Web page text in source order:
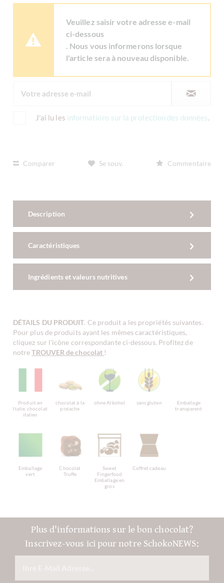
Veuillez saisir votre adresse e-mail
ci-dessous
. Nous vous informerons lorsque
l'article sera à nouveau disponible.
J'ai lu les informations sur la protection des données.
Comparer Se souv. Commentaire
Description
Caractéristiques
Ingrédients et valeurs nutritives
DÉTAILS DU PRODUIT. Ce produit a les propriétés suivantes.
Pour plus de produits ayant les mêmes caractéristiques,
cliquez sur l'icône correspondante ci-dessous. Profitez de
notreTROUVER de chocolat !
Produit en
Italie, chocolat
italien
chocolat à la
pistache
ohne Alkohol sans gluten
Emballage
transparent
Emballage
vert
Chocolat
Truffe
Sweet
Fingerfood
Emballage en
gros
Coffret cadeau
Plus d'informations sur le bon chocolat?
Inscrivez-vous ici pour notre SchokoNEWS: